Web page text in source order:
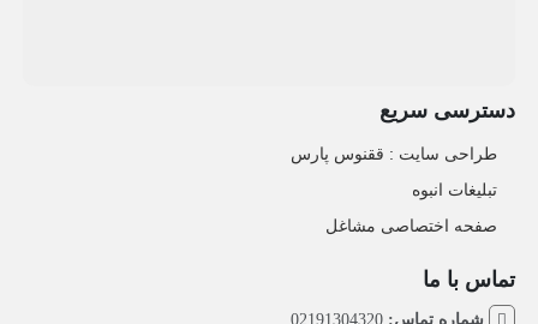
دسترسی سریع
طراحی سایت :‌ ققنوس پارس
تبلیغات انبوه
صفحه اختصاصی مشاغل
تماس با ما
شماره تماس:02191304320